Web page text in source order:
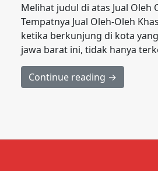
Melihat judul di atas Jual Oleh
Tempatnya Jual Oleh-Oleh
ketika berkunjung di kota
jawa barat ini, tidak hanya
Continue reading →